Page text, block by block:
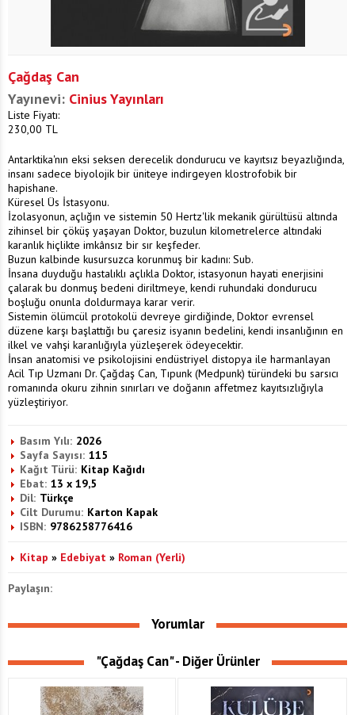
Çağdaş Can
Yayınevi: Cinius Yayınları
Liste Fiyatı:
230,00 TL
Antarktika'nın eksi seksen derecelik dondurucu ve kayıtsız beyazlığında,
insanı sadece biyolojik bir üniteye indirgeyen klostrofobik bir
hapishane.
Küresel Üs İstasyonu.
İzolasyonun, açlığın ve sistemin 50 Hertz'lik mekanik gürültüsü altında
zihinsel bir çöküş yaşayan Doktor, buzulun kilometrelerce altındaki
karanlık hiçlikte imkânsız bir sır keşfeder.
Buzun kalbinde kusursuzca korunmuş bir kadını: Sub.
İnsana duyduğu hastalıklı açlıkla Doktor, istasyonun hayati enerjisini
çalarak bu donmuş bedeni diriltmeye, kendi ruhundaki dondurucu
boşluğu onunla doldurmaya karar verir.
Sistemin ölümcül protokolü devreye girdiğinde, Doktor evrensel
düzene karşı başlattığı bu çaresiz isyanın bedelini, kendi insanlığının en
ilkel ve vahşi karanlığıyla yüzleşerek ödeyecektir.
İnsan anatomisi ve psikolojisini endüstriyel distopya ile harmanlayan
Acil Tıp Uzmanı Dr. Çağdaş Can, Tıpunk (Medpunk) türündeki bu sarsıcı
romanında okuru zihnin sınırları ve doğanın affetmez kayıtsızlığıyla
yüzleştiriyor.
Basım Yılı: 2026
Sayfa Sayısı: 115
Kağıt Türü: Kitap Kağıdı
Ebat: 13 x 19,5
Dil: Türkçe
Cilt Durumu: Karton Kapak
ISBN: 9786258776416
Kitap » Edebiyat » Roman (Yerli)
Paylaşın:
Yorumlar
"Çağdaş Can" - Diğer Ürünler